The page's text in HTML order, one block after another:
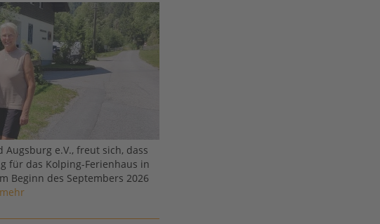
e.V., freut sich, dass
für das Kolping-Ferienhaus in
Beginn des Septembers 2026
mehr